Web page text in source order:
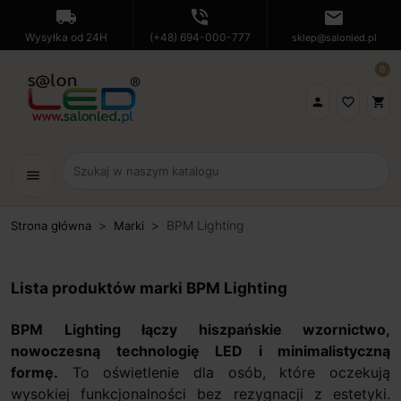
local_shipping
Wysyłka od 24H
phone_in_talk
(+48) 694-000-777
mail
sklep@salonled.pl
 favorite_border shopping_cart
0
menu
Strona główna Marki BPM Lighting
Lista produktów marki BPM Lighting
BPM Lighting łączy hiszpańskie wzornictwo,
nowoczesną technologię LED i minimalistyczną
formę. To oświetlenie dla osób, które oczekują
wysokiej funkcjonalności bez rezygnacji z estetyki.